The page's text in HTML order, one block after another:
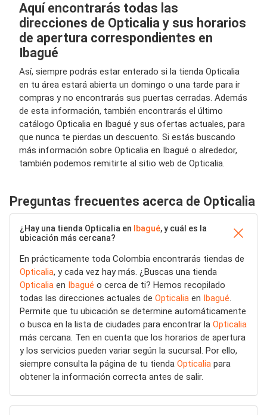
Aquí encontrarás todas las
direcciones de Opticalia y sus horarios
de apertura correspondientes en
Ibagué
Así, siempre podrás estar enterado si la tienda Opticalia
en tu área estará abierta un domingo o una tarde para ir
compras y no encontrarás sus puertas cerradas. Además
de esta información, también encontrarás el último
catálogo Opticalia en Ibagué y sus ofertas actuales, para
que nunca te pierdas un descuento. Si estás buscando
más información sobre Opticalia en Ibagué o alrededor,
también podemos remitirte al sitio web de Opticalia.
Preguntas frecuentes acerca de Opticalia
¿Hay una tienda Opticalia en Ibagué, y cuál es la
ubicación más cercana?
En prácticamente toda Colombia encontrarás tiendas de
Opticalia, y cada vez hay más. ¿Buscas una tienda
Opticalia en Ibagué o cerca de ti? Hemos recopilado
todas las direcciones actuales de Opticalia en Ibagué.
Permite que tu ubicación se determine automáticamente
o busca en la lista de ciudades para encontrar la Opticalia
más cercana. Ten en cuenta que los horarios de apertura
y los servicios pueden variar según la sucursal. Por ello,
siempre consulta la página de tu tienda Opticalia para
obtener la información correcta antes de salir.